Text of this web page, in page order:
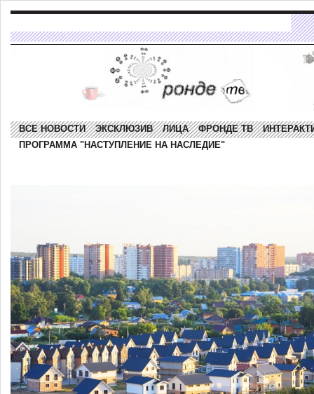
ВСЕ НОВОСТИ ЭКСКЛЮЗИВ ЛИЦА ФРОНДЕ ТВ
ПРОГРАММА "НАСТУПЛЕНИЕ НА НАСЛЕДИЕ"